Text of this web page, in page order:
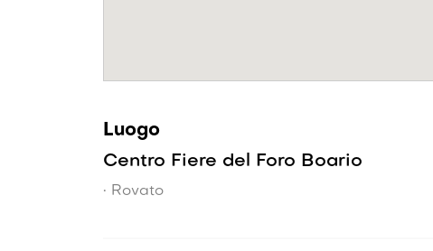
Luogo
Centro Fiere del Foro Boario
• Rovato